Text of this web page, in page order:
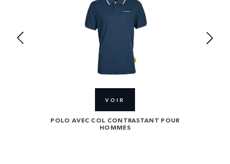
VOIR
POLO AVEC COL CONTRASTANT POUR
HOMMES